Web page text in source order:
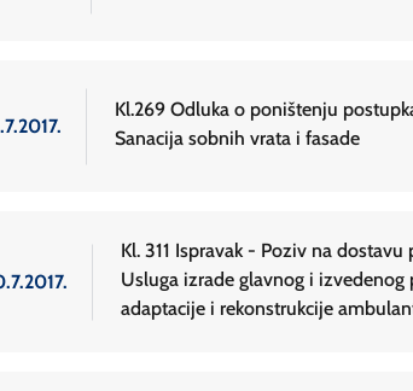
Kl.269 Odluka o poništenju
Sanacija sobnih vrata i fasade
Kl. 311 Ispravak - Poziv na dostavu
Usluga izrade glavnog i izvedenog
adaptacije i rekonstrukcije